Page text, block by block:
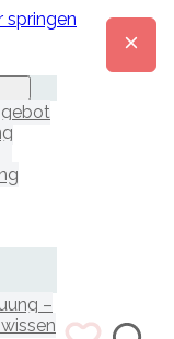
springen
–